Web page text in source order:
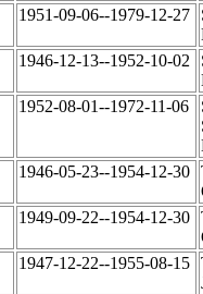
1951-09-06--1979-12-27
1946-12-13--1952-10-02
1952-08-01--1972-11-06
1946-05-23--1954-12-30
1949-09-22--1954-12-30
1947-12-22--1955-08-15